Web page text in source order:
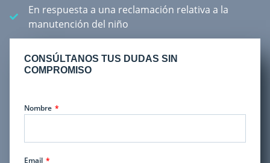
En respuesta a una reclamación relativa a la
manutención del niño
CONSÚLTANOS TUS DUDAS SIN
COMPROMISO
Nombre
Email